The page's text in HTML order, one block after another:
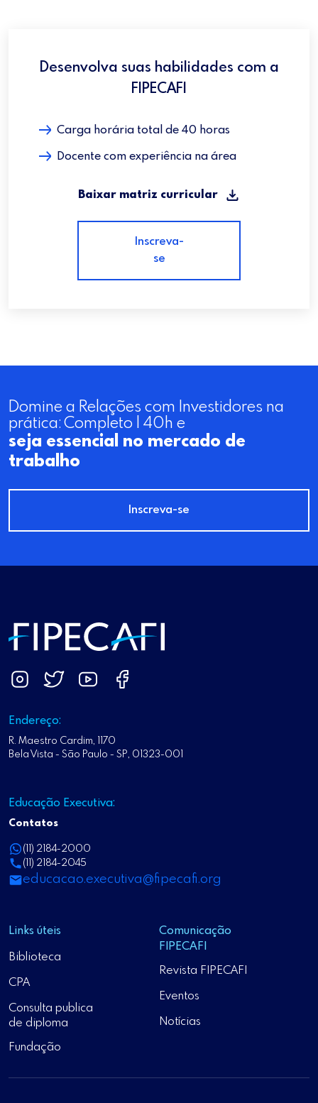
Desenvolva suas habilidades com a
FIPECAFI
Carga horária total de 40 horas
Docente com experiência na área
Baixar matriz curricular
Inscreva-
se
Domine a Relações com Investidores na
prática: Completo | 40h e
seja essencial no mercado de
trabalho
Inscreva-se
Endereço:
R. Maestro Cardim, 1170
Bela Vista - São Paulo - SP, 01323-001
Educação Executiva:
Contatos
(11) 2184-2000
(11) 2184-2045
educacao.executiva@fipecafi.org
Links úteis
Biblioteca
CPA
Consulta publica
de diploma
Fundação
Comunicação
FIPECAFI
Revista FIPECAFI
Eventos
Notícias